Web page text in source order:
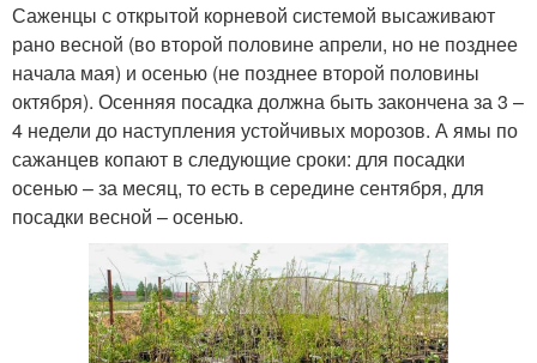
Саженцы с открытой корневой системой высаживают
рано весной (во второй половине апрели, но не позднее
начала мая) и осенью (не позднее второй половины
октября). Осенняя посадка должна быть закончена за 3 –
4 недели до наступления устойчивых морозов. А ямы по
сажанцев копают в следующие сроки: для посадки
осенью – за месяц, то есть в середине сентября, для
посадки весной – осенью.